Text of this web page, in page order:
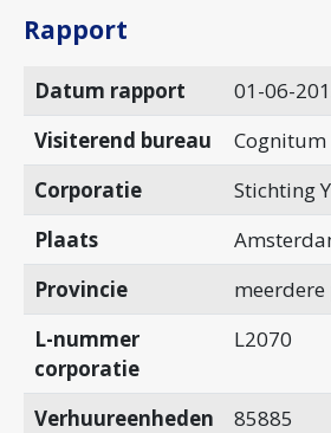
Rapport
Datum rapport
01-06-
Visiterend bureau
Cognitum
Corporatie
Stichting
Plaats
Provincie
L-nummer
corporatie
L2070
Verhuureenheden
85885